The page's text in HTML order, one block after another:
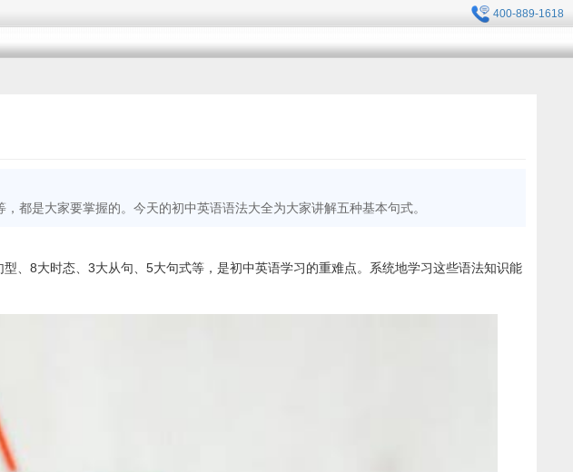
400-889-1618
都是大家要掌握的。今天的初中英语语法大全为大家讲解五种基本句式。
、8大时态、3大从句、5大句式等，是初中英语学习的重难点。系统地学习这些语法知识能